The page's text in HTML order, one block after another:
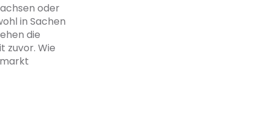
oder
in Sachen
die
zuvor. Wie